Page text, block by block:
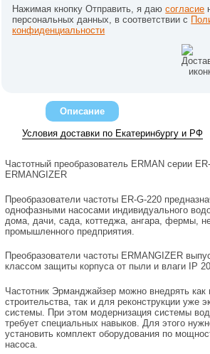
Нажимая кнопку Отправить, я даюсогласие
персональных данных, в соответствии с
конфиденциальности
Описание
Условия доставки по Екатеринбургу и РФ
Частотный преобразователь ERMAN серии
ERMANGIZER
Преобразователи частоты ER-G-220
однофазными насосами индивидуального
дома, дачи, сада, коттеджа, ангара, фермы,
промышленного предприятия.
Преобразователи частоты ERMANGIZER
классом защиты корпуса от пыли и влаги IP
Частотник Эрманджайзер можно внедрять как
строительства, так и для реконструкции уже
системы. При этом модернизация системы
требует специальных навыков. Для этого
установить комплект оборудования по
насоса.